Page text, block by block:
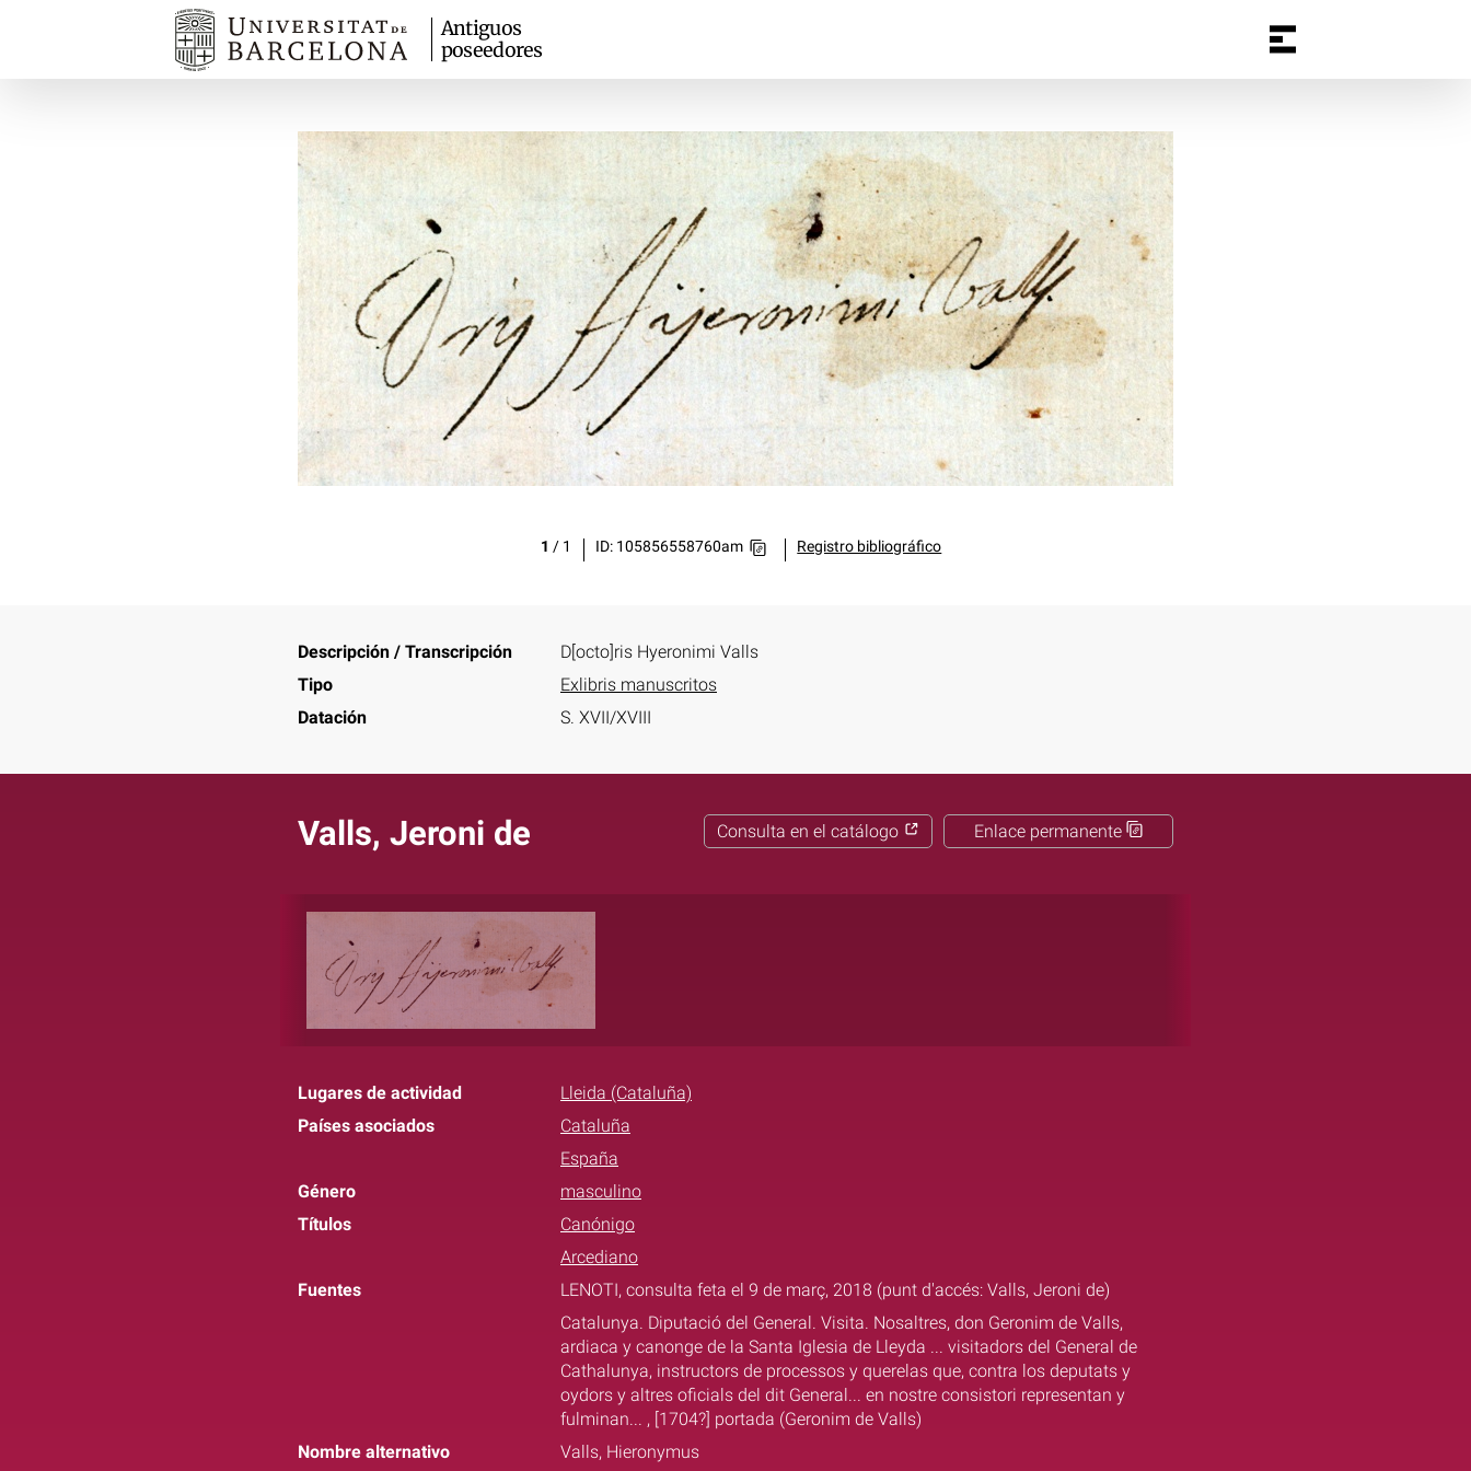
Antiguos
poseedores
1 / 1 ID: 105856558760am Registro bibliográfico
Descripción / Transcripción
D[octo]ris Hyeronimi Valls
Tipo
Exlibris manuscritos
Datación
S. XVII/XVIII
Valls, Jeroni de Enlace permanente
Consulta en el catálogo
Lugares de actividad
Lleida (Cataluña)
Países asociados
Cataluña
España
Género
masculino
Títulos
Canónigo
Arcediano
Fuentes
LENOTI, consulta feta el 9 de març, 2018 (punt d'accés: Valls, Jeroni de)
Catalunya. Diputació del General. Visita. Nosaltres, don Geronim de Valls,
ardiaca y canonge de la Santa Iglesia de Lleyda ... visitadors del General de
Cathalunya, instructors de processos y querelas que, contra los deputats y
oydors y altres oficials del dit General... en nostre consistori representan y
fulminan... , [1704?] portada (Geronim de Valls)
Nombre alternativo
Valls, Hieronymus